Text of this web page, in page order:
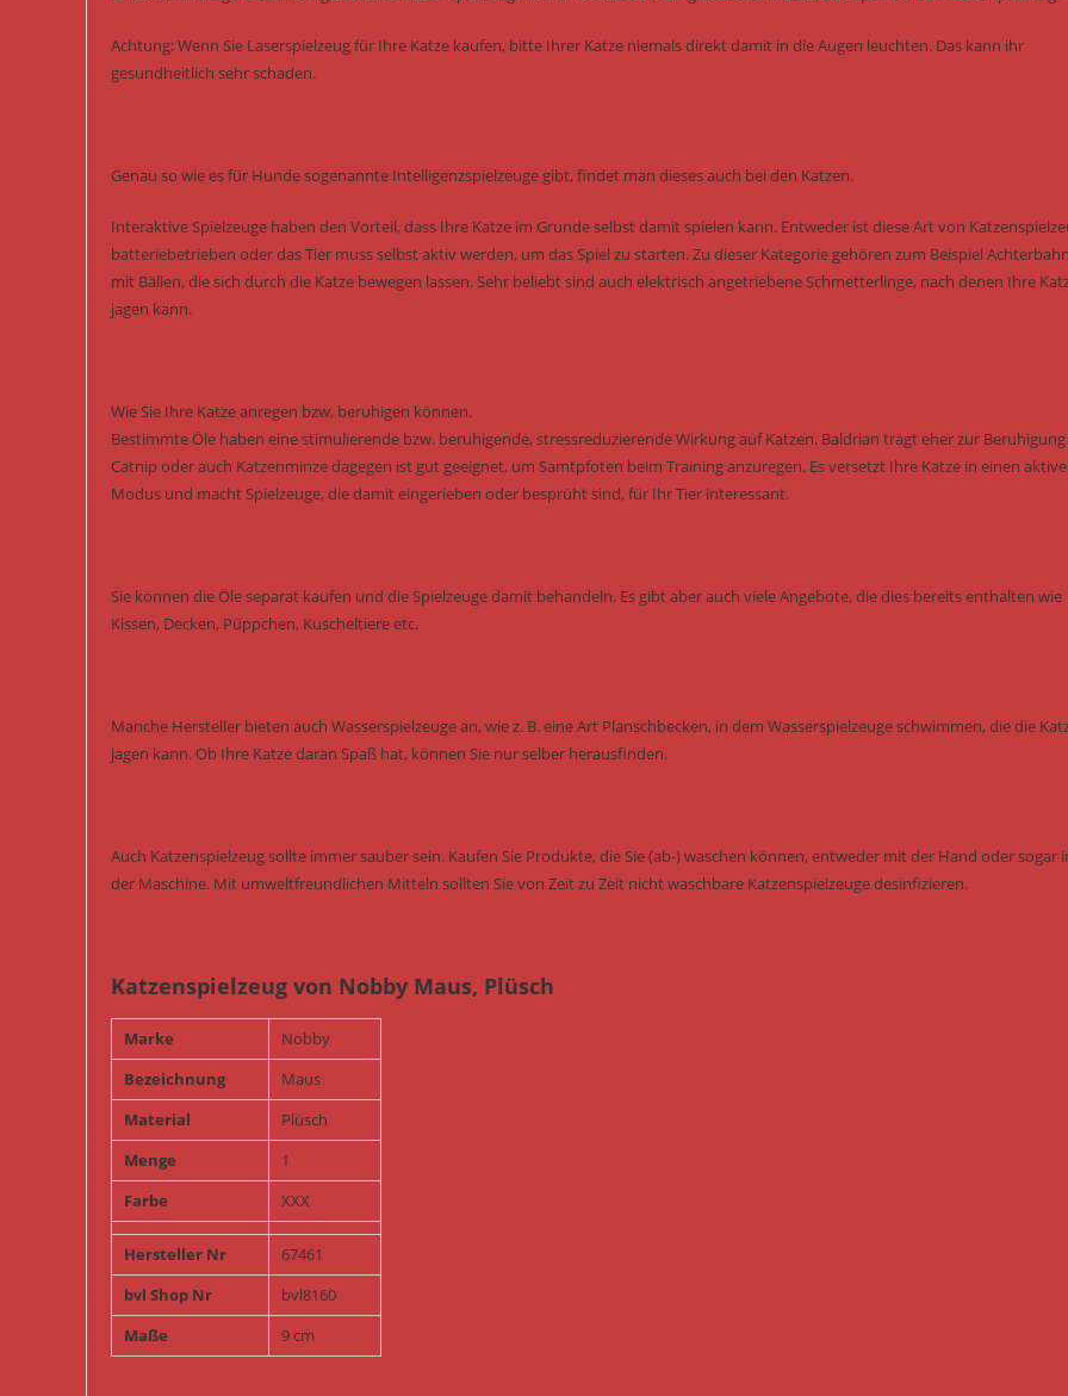
Achtung: Wenn Sie Laserspielzeug für Ihre Katze kaufen, bitte Ihrer Katze niemals direkt damit in die Augen leuchten. Das kann ihr
gesundheitlich sehr schaden.
Genau so wie es für Hunde sogenannte Intelligenzspielzeuge gibt, findet man dieses auch bei den Katzen.
Interaktive Spielzeuge haben den Vorteil, dass Ihre Katze im Grunde selbst damit spielen kann. Entweder ist diese Art von
batteriebetrieben oder das Tier muss selbst aktiv werden, um das Spiel zu starten. Zu dieser Kategorie gehören zum Beispiel
mit Bällen, die sich durch die Katze bewegen lassen. Sehr beliebt sind auch elektrisch angetriebene Schmetterlinge, nach denen Ihre
jagen kann.
Wie Sie Ihre Katze anregen bzw. beruhigen können.
Bestimmte Öle haben eine stimulierende bzw. beruhigende, stressreduzierende Wirkung auf Katzen. Baldrian trägt eher zur
Catnip oder auch Katzenminze dagegen ist gut geeignet, um Samtpfoten beim Training anzuregen. Es versetzt Ihre Katze in einen
Modus und macht Spielzeuge, die damit eingerieben oder besprüht sind, für Ihr Tier interessant.
Sie können die Öle separat kaufen und die Spielzeuge damit behandeln. Es gibt aber auch viele Angebote, die dies bereits enthalten wie
Kissen, Decken, Püppchen, Kuscheltiere etc.
Manche Hersteller bieten auch Wasserspielzeuge an, wie z. B. eine Art Planschbecken, in dem Wasserspielzeuge schwimmen, die die
jagen kann. Ob Ihre Katze daran Spaß hat, können Sie nur selber herausfinden.
Auch Katzenspielzeug sollte immer sauber sein. Kaufen Sie Produkte, die Sie (ab-) waschen können, entweder mit der Hand oder sogar
der Maschine. Mit umweltfreundlichen Mitteln sollten Sie von Zeit zu Zeit nicht waschbare Katzenspielzeuge desinfizieren.
Katzenspielzeug von Nobby Maus, Plüsch
Marke
Nobby
Bezeichnung
Maus
Material
Plüsch
Menge
1
Farbe
XXX
Hersteller Nr
67461
bvl Shop Nr
bvl8160
Maße
9 cm